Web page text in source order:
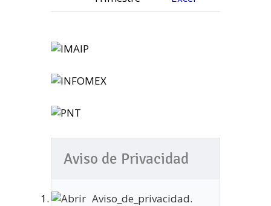
Aviso de Privacidad
Aviso_de_privacidad.